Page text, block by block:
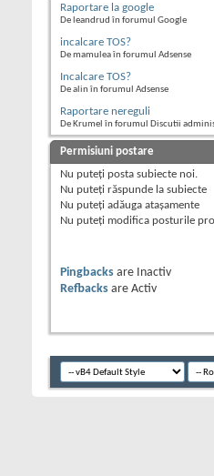
Raportare la google
De leandrud în forumul Google
incalcare TOS?
De mamulea în forumul Adsense
Incalcare TOS?
De alin în forumul Adsense
Raportare nereguli
De Krumel în forumul Discutii
Permisiuni postare
Nu puteţi posta subiecte noi.
Nu puteţi răspunde la subiecte
Nu puteţi adăuga ataşamente
Nu puteţi modifica posturile
Pingbacks are
Inactiv
Refbacks are Activ